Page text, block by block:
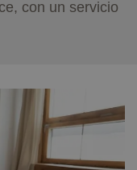
con un servicio